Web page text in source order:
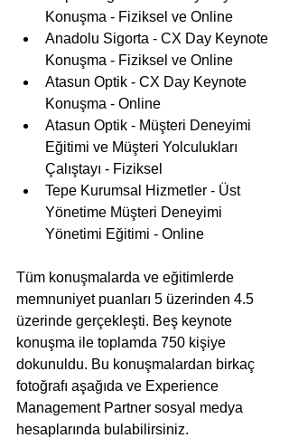
Konuşma - Fiziksel ve Online
Anadolu Sigorta - CX Day Keynote
Konuşma - Fiziksel ve Online
Atasun Optik - CX Day Keynote
Konuşma - Online
Atasun Optik - Müşteri Deneyimi
Eğitimi ve Müşteri Yolculukları
Çalıştayı - Fiziksel
Tepe Kurumsal Hizmetler - Üst
Yönetime Müşteri Deneyimi
Yönetimi Eğitimi - Online
Tüm konuşmalarda ve eğitimlerde
memnuniyet puanları 5 üzerinden 4.5
üzerinde gerçekleşti. Beş keynote
konuşma ile toplamda 750 kişiye
dokunuldu. Bu konuşmalardan birkaç
fotoğrafı aşağıda ve Experience
Management Partner sosyal medya
hesaplarında bulabilirsiniz.